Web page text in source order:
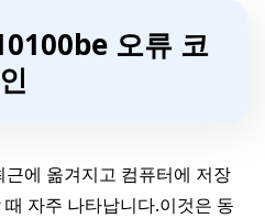
오류 코
에 옮겨지고 컴퓨터에 저장
자주 나타납니다.이것은 동